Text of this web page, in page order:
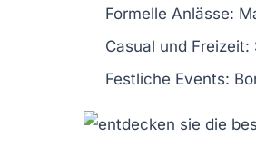
Formelle Anlässe:
Casual und Freizeit:
Festliche Events: